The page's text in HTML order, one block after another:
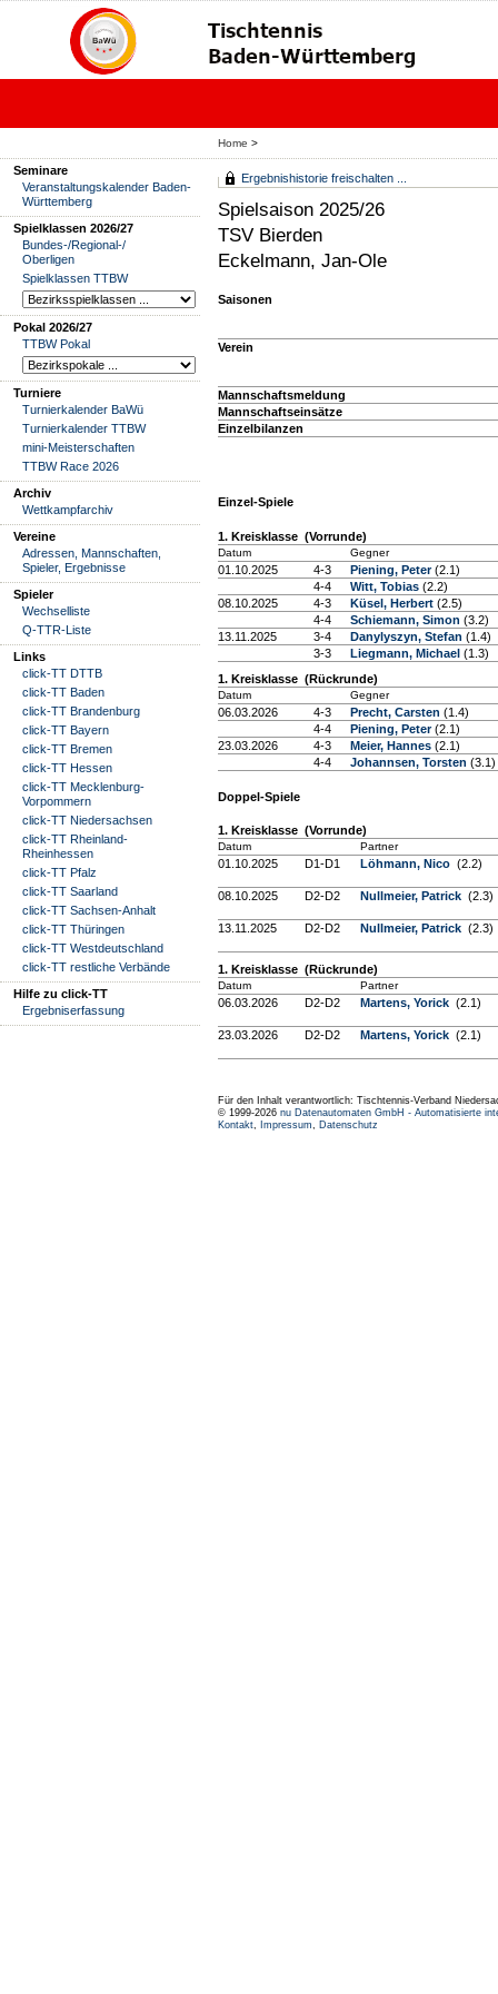
Home >
Seminare
Veranstaltungskalender Baden-
Württemberg
Spielklassen 2026/27
Bundes-/Regional-/
Oberligen
Spielklassen TTBW
Pokal 2026/27
TTBW Pokal
Turniere
Turnierkalender BaWü
Turnierkalender TTBW
mini-Meisterschaften
TTBW Race 2026
Archiv
Wettkampfarchiv
Vereine
Adressen, Mannschaften,
Spieler, Ergebnisse
Spieler
Wechselliste
Q-TTR-Liste
Links
click-TT DTTB
click-TT Baden
click-TT Brandenburg
click-TT Bayern
click-TT Bremen
click-TT Hessen
click-TT Mecklenburg-
Vorpommern
click-TT Niedersachsen
click-TT Rheinland-
Rheinhessen
click-TT Pfalz
click-TT Saarland
click-TT Sachsen-Anhalt
click-TT Thüringen
click-TT Westdeutschland
click-TT restliche Verbände
Hilfe zu click-TT
Ergebniserfassung
Ergebnishistorie freischalten ...
Spielsaison 2025/26
TSV Bierden
Eckelmann, Jan-Ole
Saisonen
Verein
Mannschaftsmeldung
Mannschaftseinsätze
Einzelbilanzen
Einzel-Spiele
1. Kreisklasse (Vorrunde)
Datum Gegner
01.10.2025 4-3 Piening, Peter(2.1)
4-4
Witt, Tobias (2.2)
08.10.2025
4-3 Küsel, Herbert (2.5)
4-4
Schiemann, Simon (3.2)
13.11.2025
3-4 Danylyszyn, Stefan (1.4)
3-3
Liegmann, Michael (1.3)
1. Kreisklasse (Rückrunde)
Datum Gegner
06.03.2026 4-3 Precht, Carsten (1.4)
4-4
Piening, Peter(2.1)
23.03.2026
4-3 Meier, Hannes (2.1)
4-4
Johannsen, Torsten (3.1)
Doppel-Spiele
1. Kreisklasse (Vorrunde)
Datum Partner
01.10.2025 D1-D1 Löhmann, Nico (2.2)
08.10.2025 D2-D2 Nullmeier, Patrick (2.3)
13.11.2025 D2-D2 Nullmeier, Patrick (2.3)
1. Kreisklasse (Rückrunde)
Datum Partner
06.03.2026 D2-D2 Martens, Yorick (2.1)
23.03.2026 D2-D2 Martens, Yorick (2.1)
Für den Inhalt verantwortlich: Tischtennis-Verband
© 1999-2026 nu Datenautomaten GmbH - Automatisierte
Kontakt, Impressum, Datenschutz